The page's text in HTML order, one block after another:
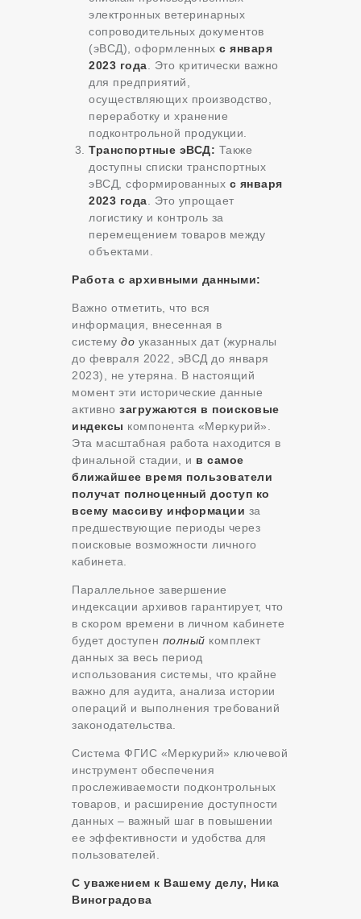
электронных ветеринарных
сопроводительных документов
(эВСД), оформленных с января
2023 года . Это критически важно
для предприятий,
осуществляющих производство,
переработку и хранение
подконтрольной продукции.
Транспортные эВСД: Также
доступны списки транспортных
эВСД, сформированных с января
2023 года . Это упрощает
логистику и контроль за
перемещением товаров между
объектами.
Работа с архивными данными:
Важно отметить, что вся
информация, внесенная в
систему до указанных дат (журналы
до февраля 2022, эВСД до января
2023), не утеряна. В настоящий
момент эти исторические данные
активно загружаются в поисковые
индексы компонента «Меркурий».
Эта масштабная работа находится в
финальной стадии, и в самое
ближайшее время пользователи
получат полноценный доступ ко
всему массиву информации за
предшествующие периоды через
поисковые возможности личного
кабинета.
Параллельное завершение
индексации архивов гарантирует, что
в скором времени в личном кабинете
будет доступен полный комплект
данных за весь период
использования системы, что крайне
важно для аудита, анализа истории
операций и выполнения требований
законодательства.
Система ФГИС «Меркурий» ключевой
инструмент обеспечения
прослеживаемости подконтрольных
товаров, и расширение доступности
данных – важный шаг в повышении
ее эффективности и удобства для
пользователей.
С уважением к Вашему делу, Ника
Виноградова